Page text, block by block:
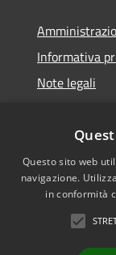
Informativa
Note legali
Accessibilità
Questo sito web
navigazione.
in conformità